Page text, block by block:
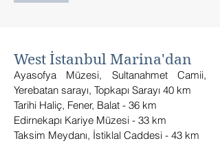
West İstanbul Marina'dan
Ayasofya Müzesi, Sultanahmet Camii,
Yerebatan sarayı, Topkapı Sarayı 40 km
Tarihi Haliç, Fener, Balat - 36 km
Edirnekapı Kariye Müzesi - 33 km
Taksim Meydanı, İstiklal Caddesi - 43 km